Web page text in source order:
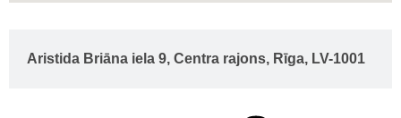
Aristida Briāna iela 9, Centra rajons, Rīga, LV-1001